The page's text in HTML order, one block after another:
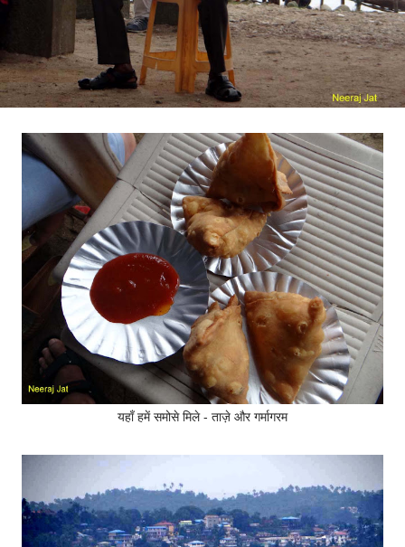
यहाँ हमें समोसे मिले - ताज़े और गर्मागरम